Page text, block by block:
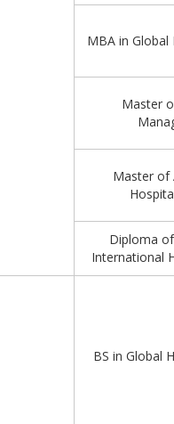
MBA in
Master
Master of
Diploma
International
BS in Global